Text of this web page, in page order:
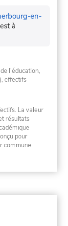
en-
à
l'éducation,
effectifs
La valeur
résultats
pour
commune